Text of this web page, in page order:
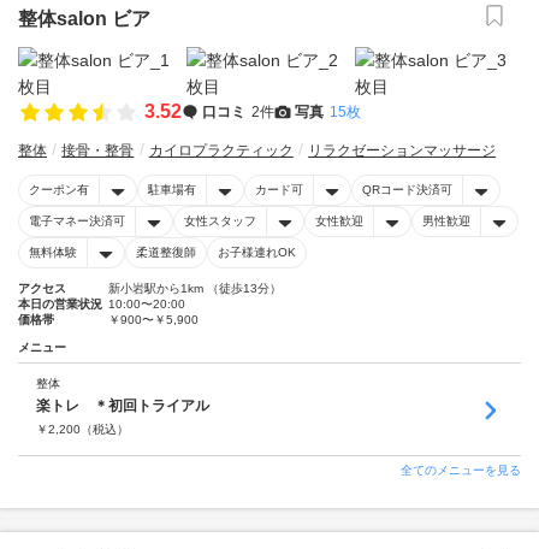
整体salon ビア
3.52 口コミ 2件 写真 15枚
整体 接骨・整骨 カイロプラクティック リラクゼーションマッサージ
クーポン有 駐車場有 カード可 QRコード決済可
電子マネー決済可 女性スタッフ 女性歓迎 男性歓迎
無料体験 柔道整復師 お子様連れOK
アクセス
新小岩駅から1km （徒歩13分）
本日の営業状況 10:00〜20:00
価格帯
￥900〜￥5,900
メニュー
整体
楽トレ ＊初回トライアル
￥2,200 （税込）
全てのメニューを見る